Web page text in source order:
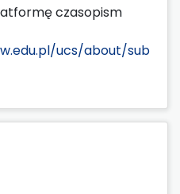
czasopism
ucs/about/sub